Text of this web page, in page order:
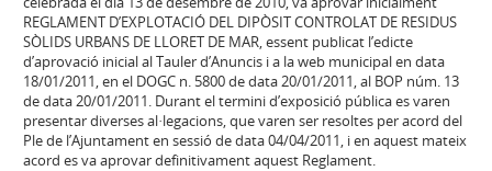
REGLAMENT D’EXPLOTACIÓ DEL DIPÒSIT CONTROLAT DE RESIDUS
SÒLIDS URBANS DE LLORET DE MAR, essent publicat l’edicte
d’aprovació inicial al Tauler d’Anuncis i a la web municipal en data
18/01/2011, en el DOGC n. 5800 de data 20/01/2011, al BOP núm. 13
de data 20/01/2011. Durant el termini d’exposició pública es varen
presentar diverses al·legacions, que varen ser resoltes per acord del
Ple de l’Ajuntament en sessió de data 04/04/2011, i en aquest mateix
acord es va aprovar definitivament aquest Reglament.